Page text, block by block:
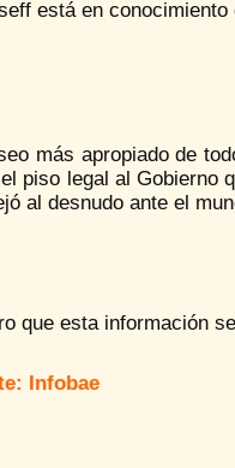
está en
más apropiado de
piso legal al Gobierno
al desnudo ante el
que esta información
Infobae